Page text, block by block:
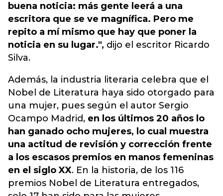
buena noticia: más gente leerá a una
escritora que se ve magnífica. Pero me
repito a mí mismo que hay que poner la
noticia en su lugar.", dijo el escritor Ricardo
Silva.
Además, la industria literaria celebra que el
Nobel de Literatura haya sido otorgado para
una mujer, pues según el autor Sergio
Ocampo Madrid, en los últimos 20 años lo
han ganado ocho mujeres, lo cual muestra
una actitud de revisión y corrección frente
a los escasos premios en manos femeninas
en el siglo XX. En la historia, de los 116
premios Nobel de Literatura entregados,